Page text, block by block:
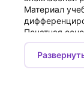
Материал
Печатная
14-е издание,